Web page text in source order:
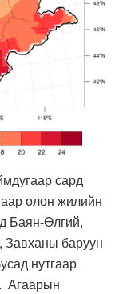
сард
олон жилийн
Баян-Өлгий,
Завханы баруун
нутгаар
Агаарын